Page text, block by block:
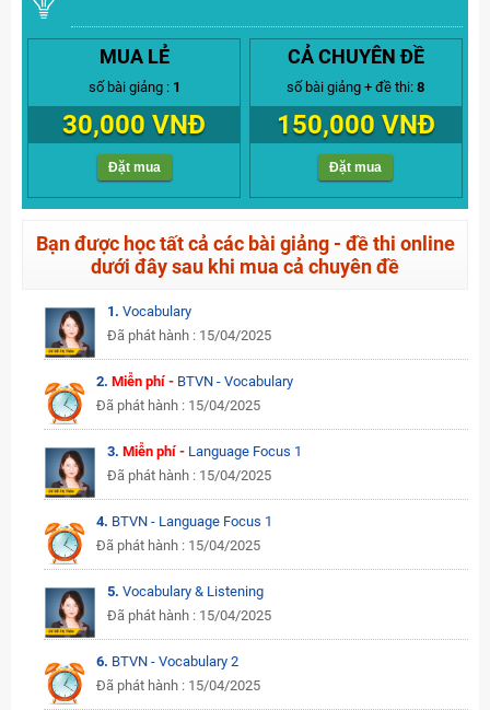
MUA LẺ
số bài giảng : 1
30,000 VNĐ
Đặt mua
CẢ CHUYÊN ĐỀ
số bài giảng + đề thi:8
150,000 VNĐ
Đặt mua
Bạn được học tất cả các bài giảng - đề thi online
dưới đây sau khi mua cả chuyên đề
1. Vocabulary
Đã phát hành : 15/04/2025
2.Miễn phí - BTVN - Vocabulary
Đã phát hành : 15/04/2025
3. Miễn phí - Language Focus 1
Đã phát hành : 15/04/2025
4. BTVN - Language Focus 1
Đã phát hành : 15/04/2025
5. Vocabulary & Listening
Đã phát hành : 15/04/2025
6. BTVN - Vocabulary 2
Đã phát hành : 15/04/2025